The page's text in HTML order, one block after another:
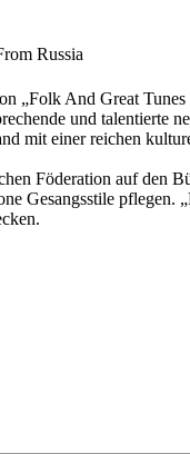
Russia
„Folk And Great
und talentierte
mit einer reichen
Föderation auf den
Gesangsstile pflegen.